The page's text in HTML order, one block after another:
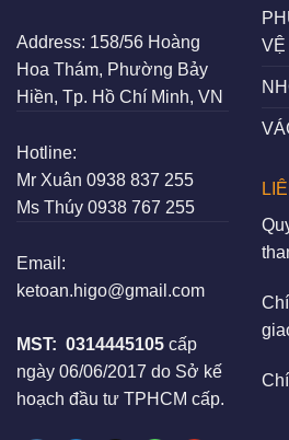
Address: 158/56 Hoàng
Hoa Thám, Phường Bảy
Hiền, Tp. Hồ Chí Minh, VN
Hotline:
Mr Xuân 0938 837 255
Ms Thúy 0938 767 255
Email:
ketoan.higo@gmail.com
MST: 0314445105 cấp
ngày 06/06/2017 do Sở kế
hoạch đầu tư TPHCM cấp.
VỆ